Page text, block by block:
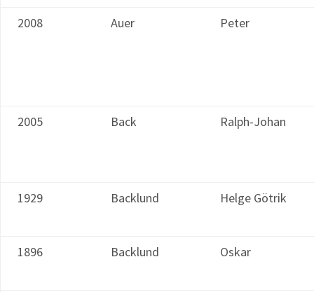
2008 Auer Peter
2005 Back Ralph-Johan
1929 Backlund Helge Götrik
1896 Backlund Oskar